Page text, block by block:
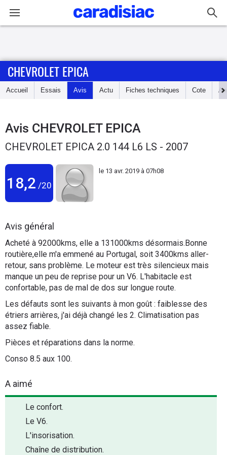
Accueil
Essais
Guide
Electriques
Flottes
Auto
Services
Forum
Moto
Marques
CHEVROLET EPICA
Accueil Essais Avis Actu Fiches techniques Cote
Avis CHEVROLET EPICA
CHEVROLET EPICA 2.0 144 L6 LS - 2007
18,2 /20
le 13 avr. 2019 à 07h08
Avis général
Acheté à 92000kms, elle a 131000kms désormais.Bonne
routière,elle m'a emmené au Portugal, soit 3400kms aller-
retour, sans problème. Le moteur est très silencieux mais
manque un peu de reprise pour un V6. L'habitacle est
confortable, pas de mal de dos sur longue route.
Les défauts sont les suivants à mon goût : faiblesse des
étriers arrières, j'ai déjà changé les 2. Climatisation pas
assez fiable.
Pièces et réparations dans la norme.
Conso 8.5 aux 100.
A aimé
Le confort.
Le V6.
L'insorisation.
Chaîne de distribution.